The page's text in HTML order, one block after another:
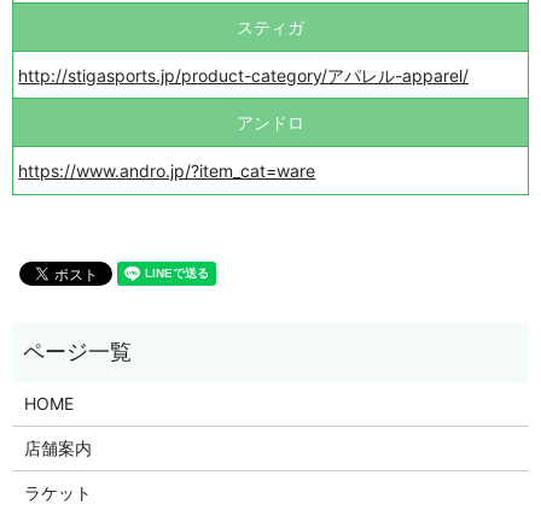
スティガ
http://stigasports.jp/product-category/アパレル-apparel/
アンドロ
https://www.andro.jp/?item_cat=ware
HOME
店舗案内
ラケット